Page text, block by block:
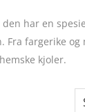
har en
Fra fargerike
kjoler.